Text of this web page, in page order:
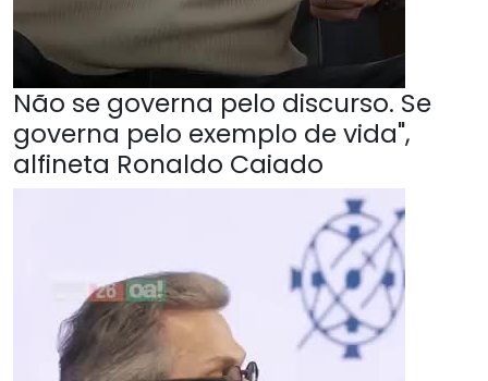
Não se governa pelo discurso. Se
governa pelo exemplo de vida",
alfineta Ronaldo Caiado